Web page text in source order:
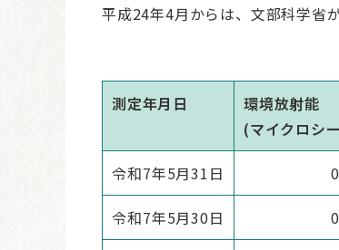
平成24年4月からは、文部科学省
測定年月日
環境放射能
(マイクロシ
令和7年5月31日
令和7年5月30日